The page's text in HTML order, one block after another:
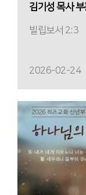
김기성 목사
빌립보서 2:3
2026-02-24